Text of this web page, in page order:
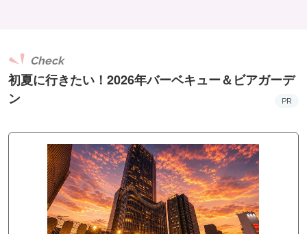
初夏に行きたい！2026年バーベキュー＆ビアガーデ
ン
Check
PR